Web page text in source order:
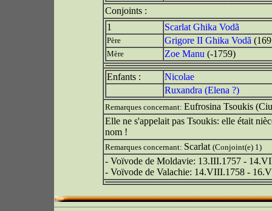
Conjoints :
1
Scarlat Ghika Vodã
Père Grigore II Ghika Vodã
Mère Zoe Manu (-1759)
Enfants :
Nicolae
Ruxandra (Elena ?)
Remarques concernant: Eufrosina Tsoukis
Elle ne s'appelait pas Tsoukis: elle était
nom !
Remarques concernant: Scarlat (Conjoint(e) 1)
- Voïvode de Moldavie: 13.III.1757 -
- Voïvode de Valachie: 14.VIII.1758 -